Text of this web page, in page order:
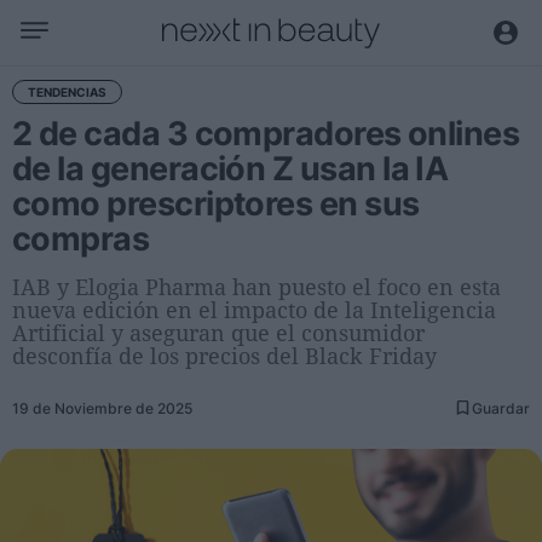
Negocio
Editorial
Actualidad
Economía y sector
Nombramientos
Entrevistas a directivos
Tendencias
Ciencia y tecnología
Digitalización
TENDENCIAS
2 de cada 3 compradores onlines
de la generación Z usan la IA
como prescriptores en sus
compras
IAB y Elogia Pharma han puesto el foco en esta
nueva edición en el impacto de la Inteligencia
Artificial y aseguran que el consumidor
desconfía de los precios del Black Friday
19 de Noviembre de 2025 Guardar